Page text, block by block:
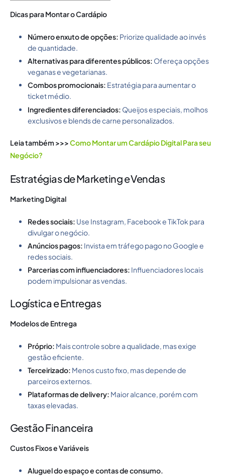
Dicas para Montar o Cardápio
Número enxuto de opções: Priorize qualidade ao invés
de quantidade.
Alternativas para diferentes públicos: Ofereça opções
veganas e vegetarianas.
Combos promocionais: Estratégia para aumentar o
ticket médio.
Ingredientes diferenciados: Queijos especiais, molhos
exclusivos e blends de carne personalizados.
Leia também >>>Como Montar um Cardápio Digital​ Para seu
Negócio?
Estratégias de Marketing e Vendas
Marketing Digital
Redes sociais: Use Instagram, Facebook e TikTok para
divulgar o negócio.
Anúncios pagos: Invista em tráfego pago no Google e
redes sociais.
Parcerias com influenciadores: Influenciadores locais
podem impulsionar as vendas.
Logística e Entregas
Modelos de Entrega
Próprio: Mais controle sobre a qualidade, mas exige
gestão eficiente.
Terceirizado: Menos custo fixo, mas depende de
parceiros externos.
Plataformas de delivery: Maior alcance, porém com
taxas elevadas.
Gestão Financeira
Custos Fixos e Variáveis
Aluguel do espaço e contas de consumo.